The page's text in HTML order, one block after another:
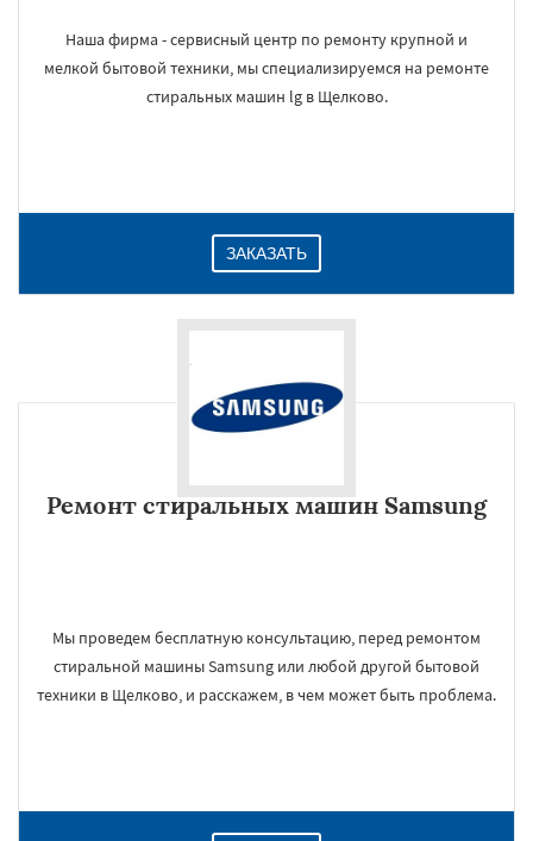
Наша фирма - сервисный центр по ремонту крупной и
мелкой бытовой техники, мы специализируемся на ремонте
стиральных машин lg в Щелково.
ЗАКАЗАТЬ
Ремонт стиральных машин Samsung
Мы проведем бесплатную консультацию, перед ремонтом
стиральной машины Samsung или любой другой бытовой
техники в Щелково, и расскажем, в чем может быть проблема.